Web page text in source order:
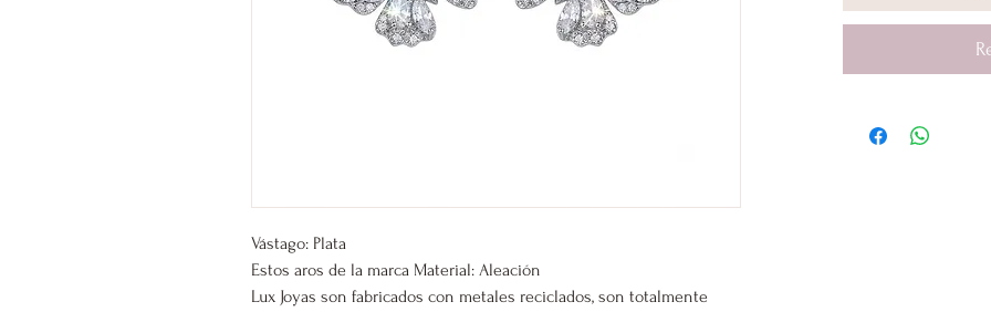
Vástago: Plata
Estos aros de la marca Material: Aleación
Lux Joyas son fabricados con metales reciclados, son totalmente